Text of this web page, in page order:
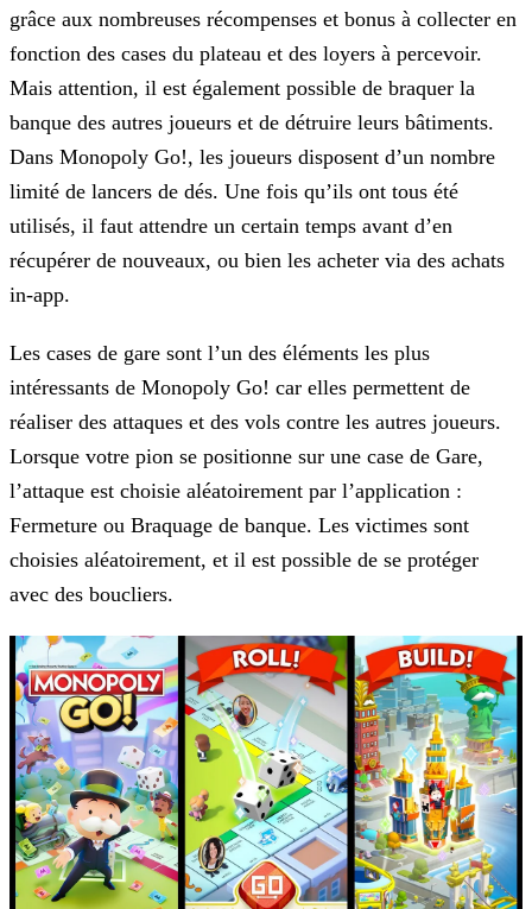
grâce aux nombreuses récompenses et bonus à collecter en
fonction des cases du plateau et des loyers à percevoir.
Mais attention, il est également possible de braquer la
banque des autres joueurs et de détruire leurs bâtiments.
Dans Monopoly Go!, les joueurs disposent d’un nombre
limité de lancers de dés. Une fois qu’ils ont tous été
utilisés, il faut attendre un certain temps avant d’en
récupérer de nouveaux, ou bien les acheter via des achats
in-app.
Les cases de gare sont l’un des éléments les plus
intéressants de Monopoly Go! car elles permettent de
réaliser des attaques et des vols contre les autres joueurs.
Lorsque votre pion se positionne sur une case de Gare,
l’attaque est choisie aléatoirement par l’application :
Fermeture ou Braquage de banque. Les victimes sont
choisies aléatoirement, et il est possible de se protéger
avec des boucliers.